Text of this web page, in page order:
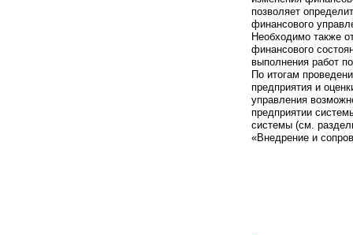
позволяет
финансового
Необходимо также
финансового
выполнения работ
По итогам
предприятия и
управления
предприятии
системы (см.
«Внедрение и